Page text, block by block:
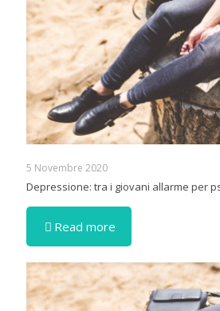
5 Novembre 2020
Depressione: tra i giovani allarme per
Read more